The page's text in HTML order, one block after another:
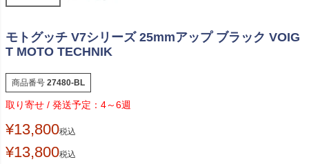
モトグッチ V7シリーズ 25mmアップ ブラック VOIG
T MOTO TECHNIK
商品番号 27480-BL
4～6週
¥13,800税込
¥13,800税込